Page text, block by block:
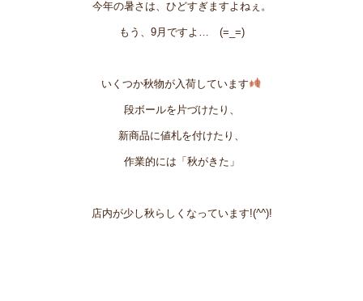
今年の暑さは、ひどすぎますよねぇ。
もう、9月ですよ… (=_=)
いくつか秋物が入荷しています
段ボールを片づけたり、
新商品に値札を付けたり、
作業的には「秋がきた」
店内が少し秋らしくなっています!(^^)!